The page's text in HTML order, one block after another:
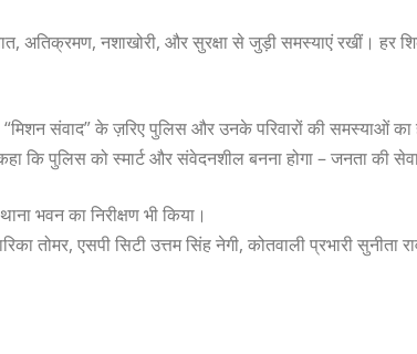
अतिक्रमण, नशाखोरी, और सुरक्षा से जुड़ी समस्याएं रखीं। हर
“मिशन संवाद” के ज़रिए पुलिस और उनके परिवारों की समस्याओं
कि पुलिस को स्मार्ट और संवेदनशील बनना होगा – जनता की
भवन का निरीक्षण भी किया।
तोमर, एसपी सिटी उत्तम सिंह नेगी, कोतवाली प्रभारी